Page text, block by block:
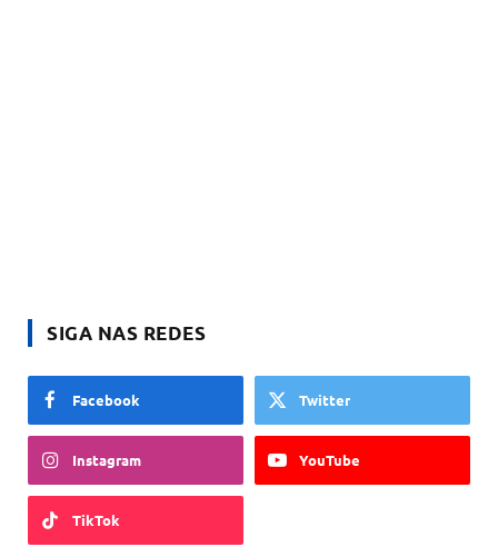
SIGA NAS REDES
Facebook Twitter
Instagram YouTube
TikTok